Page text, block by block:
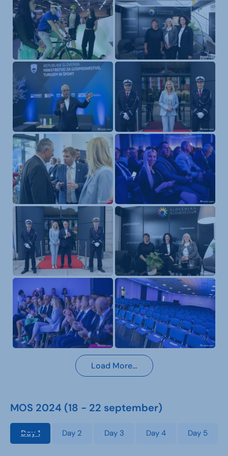
Load More…
MOS 2024 (18 - 22 september)
Day 1 Day 2 Day 3 Day 4 Day 5